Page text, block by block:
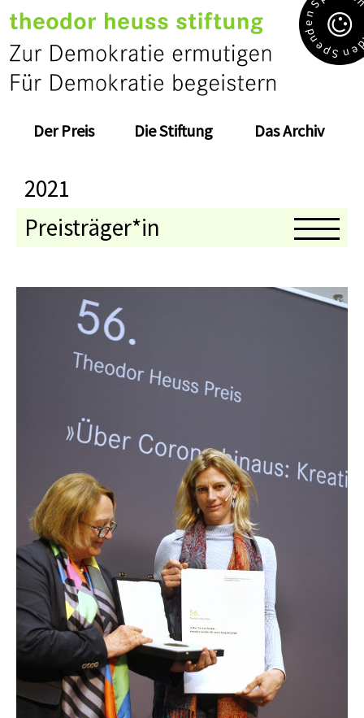
Der Preis Die Stiftung Das Archiv
S
p
e
n
d
e
n
S
e
n
2021
Preisträger*in
Jahresthema
Kolloquium
Preisverleihung
Mitschnitte
Urkundentexte